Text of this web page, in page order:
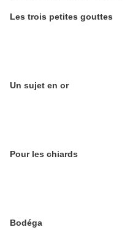
Les trois petites gouttes
Un sujet en or
Pour les chiards
Bodéga